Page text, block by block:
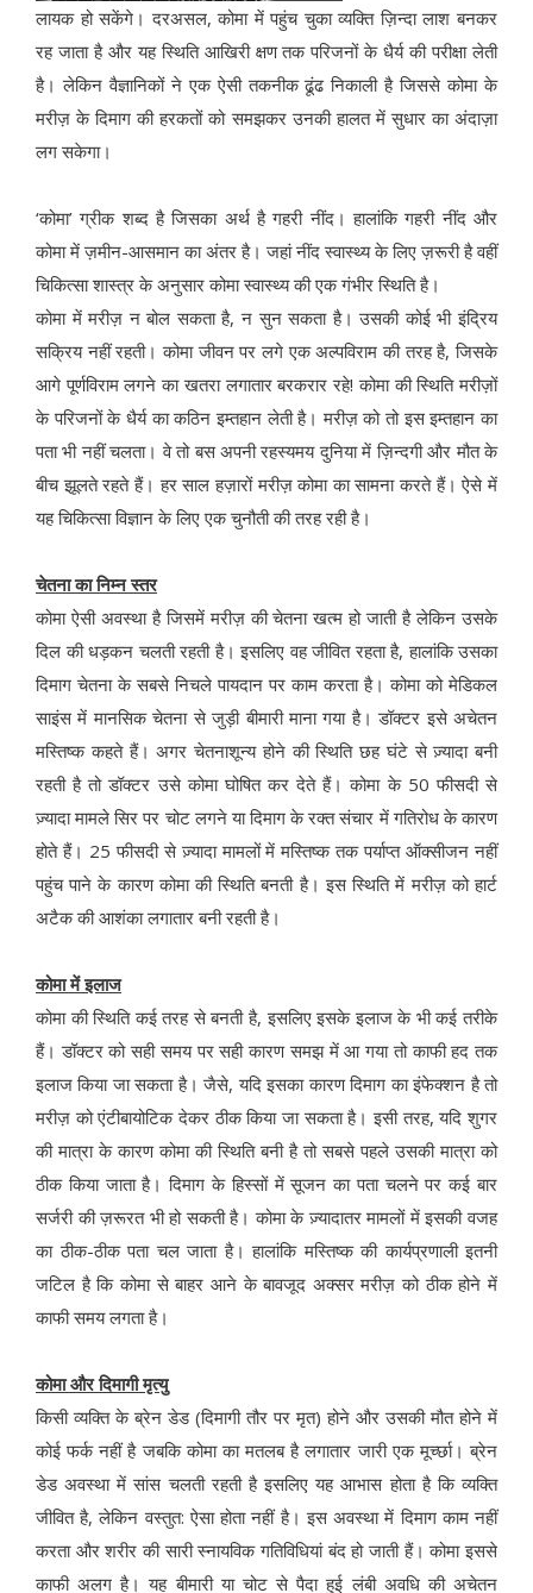
लायक हो सकेंगे। दरअसल, कोमा में पहुंच चुका व्यक्ति ज़िन्दा लाश बनकर
रह जाता है और यह स्थिति आखिरी क्षण तक परिजनों के धैर्य की परीक्षा लेती
है। लेकिन वैज्ञानिकों ने एक ऐसी तकनीक ढूंढ निकाली है जिससे कोमा के
मरीज़ के दिमाग की हरकतों को समझकर उनकी हालत में सुधार का अंदाज़ा
लग सकेगा।
‘कोमा’ ग्रीक शब्द है जिसका अर्थ है गहरी नींद। हालांकि गहरी नींद और
कोमा में ज़मीन-आसमान का अंतर है। जहां नींद स्वास्थ्य के लिए ज़रूरी है वहीं
चिकित्सा शास्त्र के अनुसार कोमा स्वास्थ्य की एक गंभीर स्थिति है।
कोमा में मरीज़ न बोल सकता है, न सुन सकता है। उसकी कोई भी इंद्रिय
सक्रिय नहीं रहती। कोमा जीवन पर लगे एक अल्पविराम की तरह है, जिसके
आगे पूर्णविराम लगने का खतरा लगातार बरकरार रहे! कोमा की स्थिति मरीज़ों
के परिजनों के धैर्य का कठिन इम्तहान लेती है। मरीज़ को तो इस इम्तहान का
पता भी नहीं चलता। वे तो बस अपनी रहस्यमय दुनिया में ज़िन्दगी और मौत के
बीच झूलते रहते हैं। हर साल हज़ारों मरीज़ कोमा का सामना करते हैं। ऐसे में
यह चिकित्सा विज्ञान के लिए एक चुनौती की तरह रही है।
चेतना का निम्न स्तर
कोमा ऐसी अवस्था है जिसमें मरीज़ की चेतना खत्म हो जाती है लेकिन उसके
दिल की धड़कन चलती रहती है। इसलिए वह जीवित रहता है, हालांकि उसका
दिमाग चेतना के सबसे निचले पायदान पर काम करता है। कोमा को मेडिकल
साइंस में मानसिक चेतना से जुड़ी बीमारी माना गया है। डॉक्टर इसे अचेतन
मस्तिष्क कहते हैं। अगर चेतनाशून्य होने की स्थिति छह घंटे से ज़्यादा बनी
रहती है तो डॉक्टर उसे कोमा घोषित कर देते हैं। कोमा के 50 फीसदी से
ज़्यादा मामले सिर पर चोट लगने या दिमाग के रक्त संचार में गतिरोध के कारण
होते हैं। 25 फीसदी से ज़्यादा मामलों में मस्तिष्क तक पर्याप्त ऑक्सीजन नहीं
पहुंच पाने के कारण कोमा की स्थिति बनती है। इस स्थिति में मरीज़ को हार्ट
अटैक की आशंका लगातार बनी रहती है।
कोमा में इलाज
कोमा की स्थिति कई तरह से बनती है, इसलिए इसके इलाज के भी कई तरीके
हैं। डॉक्टर को सही समय पर सही कारण समझ में आ गया तो काफी हद तक
इलाज किया जा सकता है। जैसे, यदि इसका कारण दिमाग का इंफेक्शन है तो
मरीज़ को एंटीबायोटिक देकर ठीक किया जा सकता है। इसी तरह, यदि शुगर
की मात्रा के कारण कोमा की स्थिति बनी है तो सबसे पहले उसकी मात्रा को
ठीक किया जाता है। दिमाग के हिस्सों में सूजन का पता चलने पर कई बार
सर्जरी की ज़रूरत भी हो सकती है। कोमा के ज़्यादातर मामलों में इसकी वजह
का ठीक-ठीक पता चल जाता है। हालांकि मस्तिष्क की कार्यप्रणाली इतनी
जटिल है कि कोमा से बाहर आने के बावजूद अक्सर मरीज़ को ठीक होने में
काफी समय लगता है।
कोमा और दिमागी मृत्यु
किसी व्यक्ति के ब्रेन डेड (दिमागी तौर पर मृत) होने और उसकी मौत होने में
कोई फर्क नहीं है जबकि कोमा का मतलब है लगातार जारी एक मूर्च्छा। ब्रेन
डेड अवस्था में सांस चलती रहती है इसलिए यह आभास होता है कि व्यक्ति
जीवित है, लेकिन वस्तुत: ऐसा होता नहीं है। इस अवस्था में दिमाग काम नहीं
करता और शरीर की सारी स्नायविक गतिविधियां बंद हो जाती हैं। कोमा इससे
काफी अलग है। यह बीमारी या चोट से पैदा हुई लंबी अवधि की अचेतन